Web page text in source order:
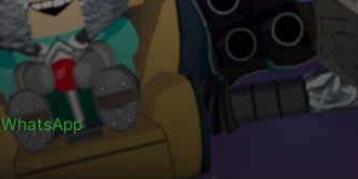
WhatsApp